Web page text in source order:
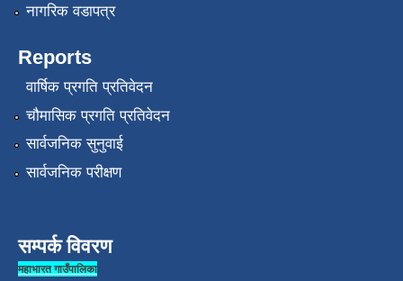
नागरिक वडापत्र
Reports
वार्षिक प्रगति प्रतिवेदन
चौमासिक प्रगति प्रतिवेदन
सार्वजनिक सुनुवाई
सार्वजनिक परीक्षण
सम्पर्क विवरण
महाभारत गाउँपालिका